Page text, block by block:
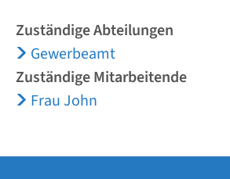
Zuständige Abteilungen
Gewerbeamt
Zuständige Mitarbeitende
Frau John